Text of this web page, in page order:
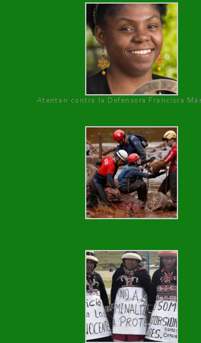
Atentan contra la Defensora Francisca